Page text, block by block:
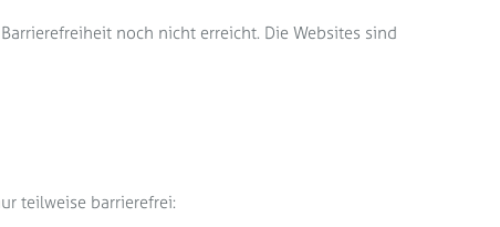
noch nicht erreicht. Die Websites sind
teilweise barrierefrei: